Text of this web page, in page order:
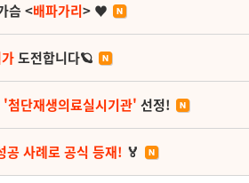
슴 <배파가리> ♥
도전합니다🪐
첨단재생의료실시기관' 선정!
공 사례로 공식 등재! 🏅